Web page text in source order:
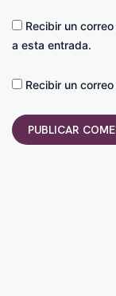
Recibir un
a esta entrada.
Recibir un